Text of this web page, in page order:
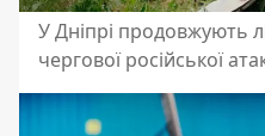
У Дніпрі продовжують
чергової російської